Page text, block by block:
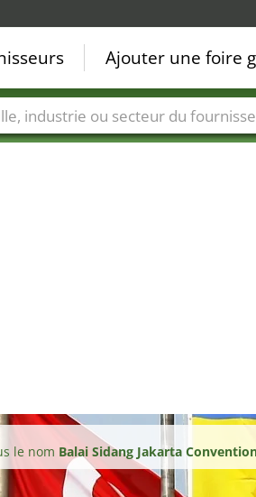
le nom Balai Sidang Jakarta
Ajouter une foire
de foire Secteurs du